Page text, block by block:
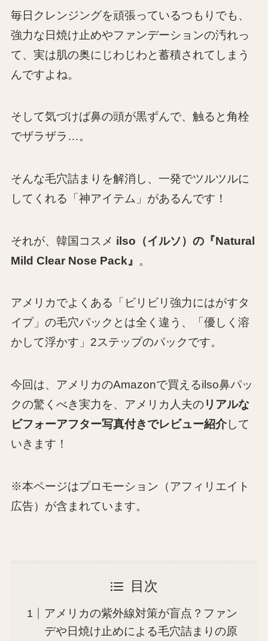
毎日クレンジングを頑張っているつもりでも、
強力な日焼け止めやファンデーションの汚れっ
て、実は肌の奥にじわじわと蓄積されてしまう
んですよね。
そして気づけば鼻の頭が黒ずんで、触ると角栓
でザラザラ…。
そんな毛穴詰まりを解消し、一発でツルツルに
してくれる「神アイテム」があるんです！
それが、韓国コスメ ilso（イルソ）の『Natural
Mild Clear Nose Pack』 。
アメリカでよくある「ビリビリ強力にはがすタ
イプ」の毛穴パックとは全く違う、「優しく溶
かして浮かす」2ステップのパックです。
今回は、アメリカのAmazonで買えるilso鼻パッ
クの驚くべき実力を、アメリカ人夫のリアルな
ビフォーアフター写真付きでレビュー紹介して
いきます！
※本ページはプロモーション（アフィリエイト
広告）が含まれています。
目次
アメリカの紫外線対策が盲点？ファン
デや日焼け止めによる毛穴詰まりの原